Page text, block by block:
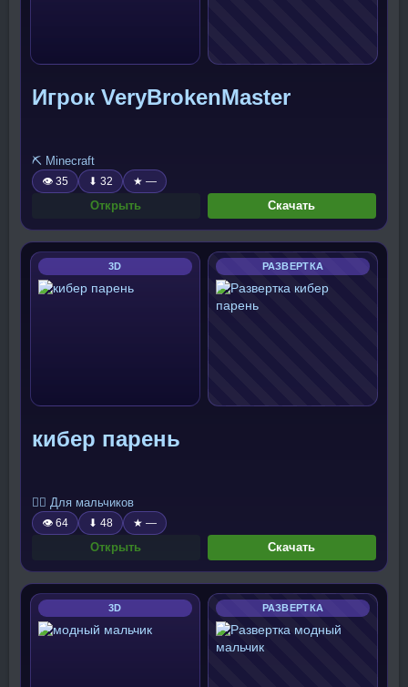
Игрок VeryBrokenMaster
⛏️ Minecraft
👁 35 ⬇ 32 ★ —
Открыть Скачать
3D РАЗВЕРТКА
кибер парень
🧍‍♂️ Для мальчиков
👁 64 ⬇ 48 ★ —
Открыть Скачать
3D РАЗВЕРТКА